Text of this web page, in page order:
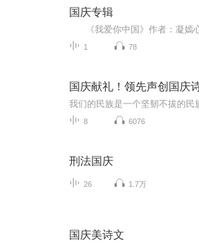
国庆专辑
1 78
国庆献礼！领先声创国庆
8 6076
刑法国庆
26 1.7万
国庆美诗文